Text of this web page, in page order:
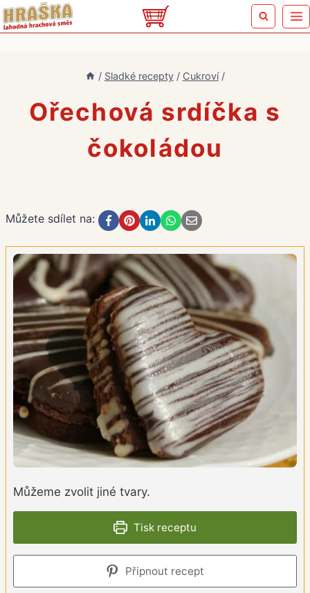
Přeskočit
na
/ Sladké recepty / Cukroví /
Ořechová srdíčka s
čokoládou
Můžete sdílet na:
Můžeme zvolit jiné tvary.
Tisk receptu
Připnout recept